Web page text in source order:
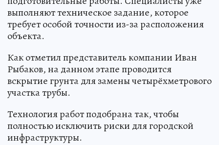
выполняют техническое задание, которое
требует особой точности из-за расположения
объекта.
Как отметил представитель компании Иван
Рыбаков, на данном этапе проводится
вскрытие грунта для замены четырёхметрового
участка трубы.
Технология работ подобрана так, чтобы
полностью исключить риски для городской
инфраструктуры.